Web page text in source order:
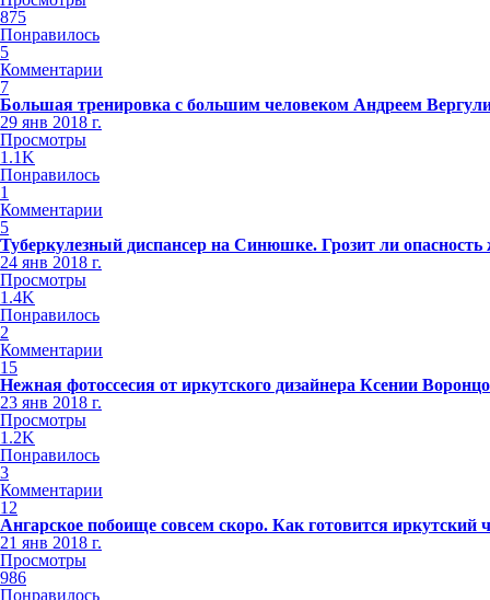
875
Понравилось
5
Комментарии
7
Большая тренировка с большим человеком Андреем
29 янв 2018 г.
Просмотры
1.1K
Понравилось
1
Комментарии
5
Туберкулезный диспансер на Синюшке. Грозит ли опасность
24 янв 2018 г.
Просмотры
1.4K
Понравилось
2
Комментарии
15
Нежная фотоссесия от иркутского дизайнера Ксении
23 янв 2018 г.
Просмотры
1.2K
Понравилось
3
Комментарии
12
Ангарское побоище совсем скоро. Как готовится иркутский
21 янв 2018 г.
Просмотры
986
Понравилось